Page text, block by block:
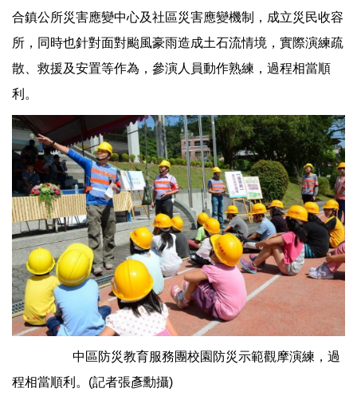
合鎮公所災害應變中心及社區災害應變機制，成立災民收容
所，同時也針對面對颱風豪雨造成土石流情境，實際演練疏
散、救援及安置等作為，參演人員動作熟練，過程相當順
利。
中區防災教育服務團校園防災示範觀摩演練，過
程相當順利。(記者張彥勳攝)